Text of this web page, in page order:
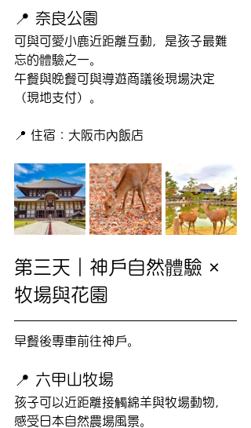
📍 奈良公園
可與可愛小鹿近距離互動，是孩子最難
忘的體驗之一。
午餐與晚餐可與導遊商議後現場決定
（現地支付）。
📍 住宿：大阪市內飯店
第三天｜神戶自然體驗 ×
牧場與花園
早餐後專車前往神戶。
📍 六甲山牧場
孩子可以近距離接觸綿羊與牧場動物，
感受日本自然農場風景。